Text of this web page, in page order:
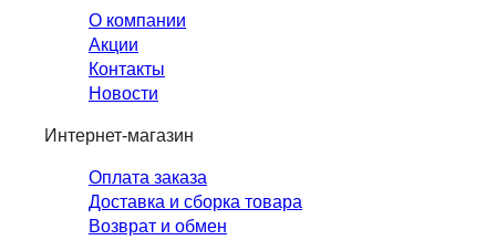
О компании
Акции
Контакты
Новости
Интернет-магазин
Оплата заказа
Доставка и сборка товара
Возврат и обмен